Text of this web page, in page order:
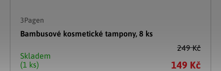
249 Kč
3Pagen
Bambusové kosmetické tampony, 8 ks
Skladem
(1 ks)
149 Kč